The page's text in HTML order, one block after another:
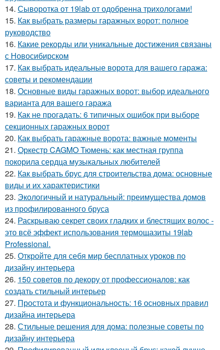
14. Сыворотка от 19lab от одобренна трихологами!
15. Как выбрать размеры гаражных ворот: полное
руководство
16. Какие рекорды или уникальные достижения связаны
с Новосибирском
17. Как выбрать идеальные ворота для вашего гаража:
советы и рекомендации
18. Основные виды гаражных ворот: выбор идеального
варианта для вашего гаража
19. Как не прогадать: 6 типичных ошибок при выборе
секционных гаражных ворот
20. Как выбрать гаражные ворота: важные моменты
21. Оркестр CAGMO Тюмень: как местная группа
покорила сердца музыкальных любителей
22. Как выбрать брус для строительства дома: основные
виды и их характеристики
23. Экологичный и натуральный: преимущества домов
из профилированного бруса
24. Раскрываю секрет своих гладких и блестящих волос -
это всё эффект использования термощазиты 19lab
Professional.
25. Откройте для себя мир бесплатных уроков по
дизайну интерьера
26. 150 советов по декору от профессионалов: как
создать стильный интерьер
27. Простота и функциональность: 16 основных правил
дизайна интерьера
28. Стильные решения для дома: полезные советы по
дизайну интерьера